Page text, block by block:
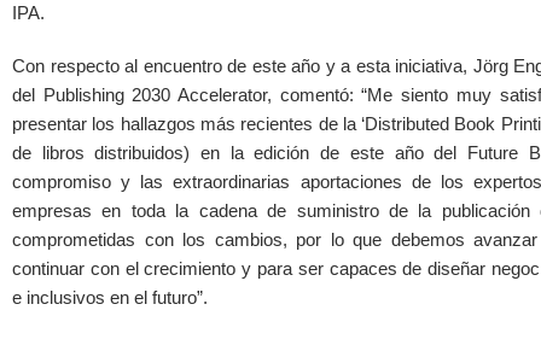
IPA.
Con respecto al encuentro de este año y a esta iniciativa, Jörg
del Publishing 2030 Accelerator, comentó: “Me siento muy
presentar los hallazgos más recientes de la ‘Distributed Book
de libros distribuidos) en la edición de este año del Future
compromiso y las extraordinarias aportaciones de los
empresas en toda la cadena de suministro de la
comprometidas con los cambios, por lo que debemos
continuar con el crecimiento y para ser capaces de diseñar
e inclusivos en el futuro”.